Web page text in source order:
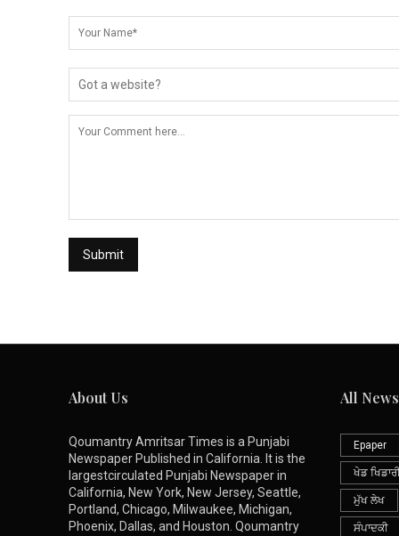
About Us
Qoumantry Amritsar Times is a Punjabi
Newspaper Published in California. It is the
largestcirculated Punjabi Newspaper in
California, New York, New Jersey, Seattle,
Portland, Chicago, Milwaukee, Michigan,
Phoenix, Dallas, and Houston. Qoumantry
All News
Epaper
ਖੇਡ
ਮੁੱਖ ਲੇਖ
ਸੰਪਾਦਕੀ